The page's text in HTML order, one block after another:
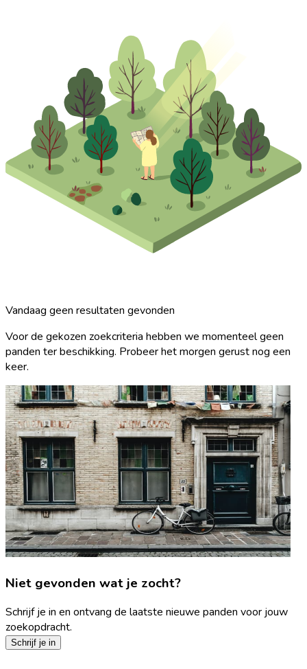
Vandaag geen resultaten gevonden
Voor de gekozen zoekcriteria hebben we momenteel geen
panden ter beschikking. Probeer het morgen gerust nog een
keer.
Niet gevonden wat je zocht?
Schrijf je in en ontvang de laatste nieuwe panden voor jouw
zoekopdracht.
Schrijf je in